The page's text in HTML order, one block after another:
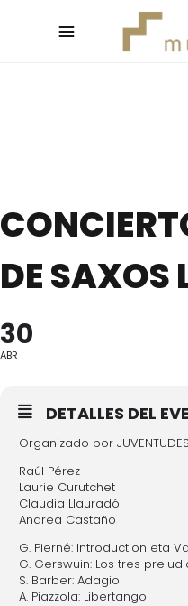
DE SAXOS
30
ABR
DETALLES DEL
Organizado por JUVENTUDES
Raúl Pérez
Laurie Curutchet
Claudia Llauradó
Andrea Castaño
G. Pierné: Introduction eta
G. Gerswuin: Los tres
S. Barber: Adagio
A. Piazzola: Libertango